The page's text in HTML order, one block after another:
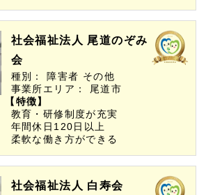
社会福祉法人 尾道のぞみ
会
種別： 障害者 その他
事業所エリア：
尾道市
【特徴】
教育・研修制度が充実
年間休日120日以上
柔軟な働き方ができる
社会福祉法人 白寿会